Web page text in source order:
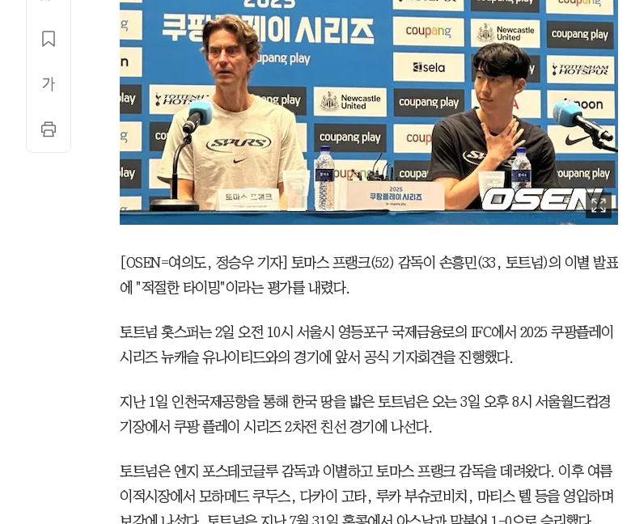
[OSEN=여의도, 정승우 기자] 토마스 프랭크(52) 감독이 손흥민(33, 토트넘)의 이별 발표
에 "적절한 타이밍"이라는 평가를 내렸다.
토트넘 홋스퍼는 2일 오전 10시 서울시 영등포구 국제금융로의 IFC에서 2025 쿠팡플레이
시리즈 뉴캐슬 유나이티드와의 경기에 앞서 공식 기자회견을 진행했다.
지난 1일 인천국제공항을 통해 한국 땅을 밟은 토트넘은 오는 3일 오후 8시 서울월드컵경
기장에서 쿠팡 플레이 시리즈 2차전 친선 경기에 나선다.
토트넘은 엔지 포스테코글루 감독과 이별하고 토마스 프랭크 감독을 데려왔다. 이후 여름
이적시장에서 모하메드 쿠두스, 다카이 고타, 루카 부슈코비치, 마티스 텔 등을 영입하며